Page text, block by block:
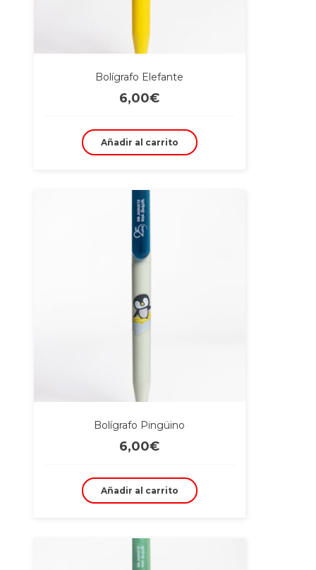
Bolígrafo Elefante
6,00€
Añadir al carrito
Bolígrafo Pingüino
6,00€
Añadir al carrito